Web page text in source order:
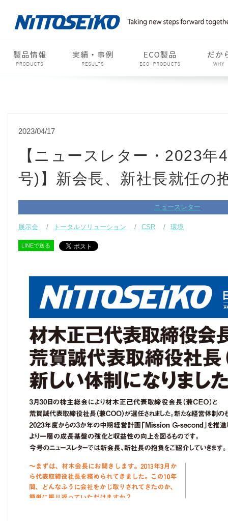
2023/04/17
【ニュースレター・2023年
号)】新会長、新社長就任の
ニュースレター
展示会 トータルソリューション CSR 環境
LINEで送る